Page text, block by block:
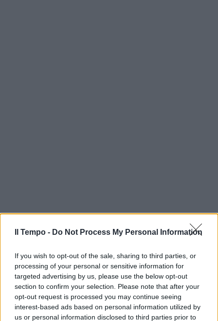
Il Tempo - Do Not Process My Personal Information
If you wish to opt-out of the sale, sharing to third parties, or
processing of your personal or sensitive information for
targeted advertising by us, please use the below opt-out
section to confirm your selection. Please note that after your
opt-out request is processed you may continue seeing
interest-based ads based on personal information utilized by
us or personal information disclosed to third parties prior to